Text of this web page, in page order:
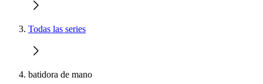
Todas las series
batidora de mano